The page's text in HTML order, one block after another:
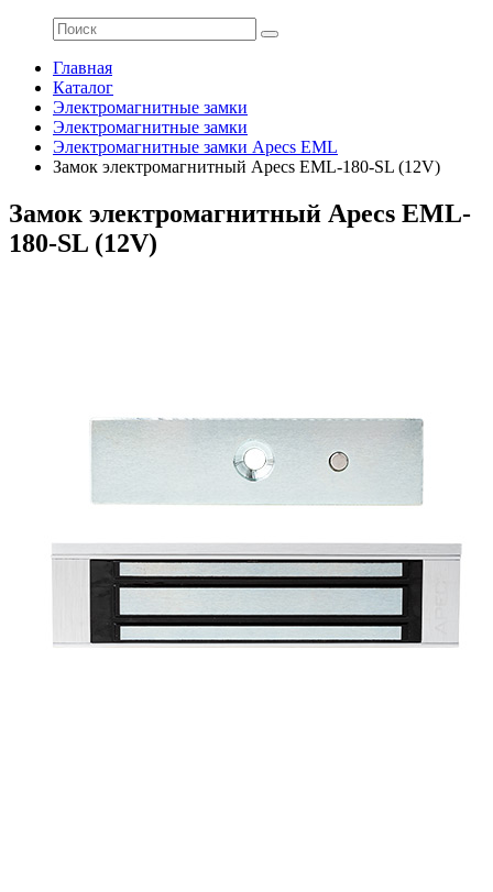
Главная
Каталог
Электромагнитные замки
Электромагнитные замки
Электромагнитные замки Apecs EML
Замок электромагнитный Apecs EML-180-SL (12V)
Замок электромагнитный Apecs EML-
180-SL (12V)